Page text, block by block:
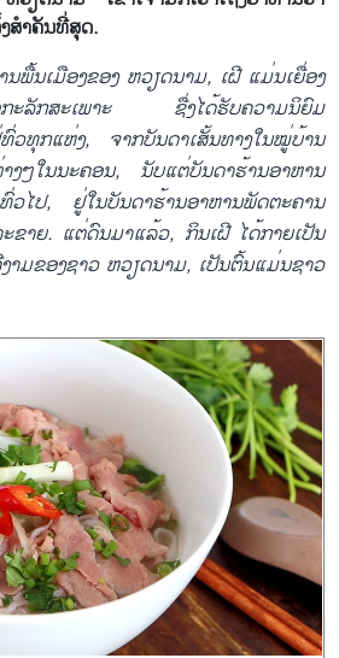
ສຳຄັນທີ່ສຸດ.
ນພື້ນເມືອງຂອງ ຫວຽດນາມ, ເຝີ ແມ່ນເຍື່ອງ
ອກະລັກສະເພາະ ຊື່ງໄດ້ຮັບຄວາມນິຍົມ
ກແຫ່ງ, ຈາກບັນດາເສັ້ນທາງໃນໝູ່ບ້ານ
ງໆໃນນະຄອນ, ນັບແຕ່ບັນດາຮ້ານອາຫານ
ໄປ, ຢູ່ໃນບັນດາຮ້ານອາຫານພັດຕະຄານ
ຂາຍ. ແຕ່ດົນມາແລ້ວ, ກິນເຝີ ໄດ້ກາຍເປັນ
ມຂອງຊາວ ຫວຽດນາມ, ເປັນຕົ້ນແມ່ນຊາວ